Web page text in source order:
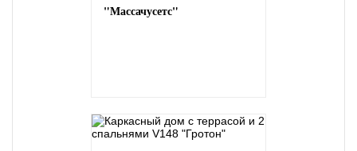
"Массачусетс"